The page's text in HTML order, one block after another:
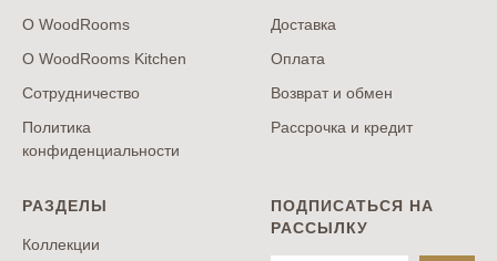
О WoodRooms
О WoodRooms Kitchen
Сотрудничество
Политика
конфиденциальности
Доставка
Оплата
Возврат и обмен
Рассрочка и кредит
РАЗДЕЛЫ
Коллекции
ПОДПИСАТЬСЯ НА
РАССЫЛКУ